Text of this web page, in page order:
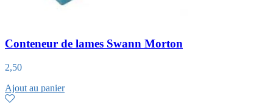
Conteneur de lames Swann Morton
2,50
Ajout au panier